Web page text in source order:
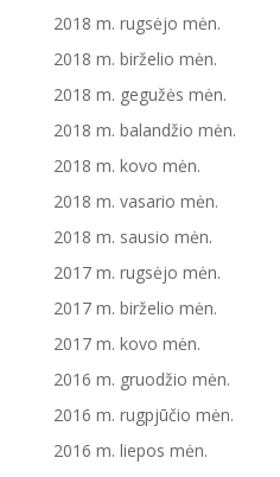
2018 m. rugsėjo mėn.
2018 m. birželio mėn.
2018 m. gegužės mėn.
2018 m. balandžio mėn.
2018 m. kovo mėn.
2018 m. vasario mėn.
2018 m. sausio mėn.
2017 m. rugsėjo mėn.
2017 m. birželio mėn.
2017 m. kovo mėn.
2016 m. gruodžio mėn.
2016 m. rugpjūčio mėn.
2016 m. liepos mėn.